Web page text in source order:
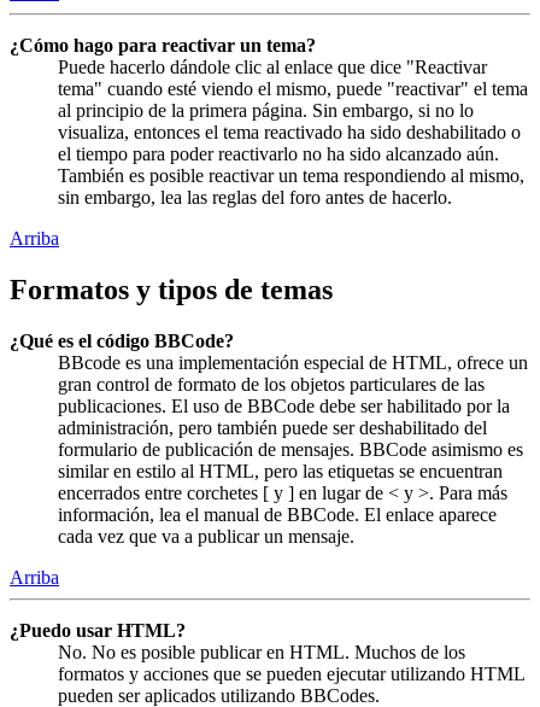
¿Cómo hago para reactivar un tema?
Puede hacerlo dándole clic al enlace que dice "Reactivar
tema" cuando esté viendo el mismo, puede "reactivar" el tema
al principio de la primera página. Sin embargo, si no lo
visualiza, entonces el tema reactivado ha sido deshabilitado o
el tiempo para poder reactivarlo no ha sido alcanzado aún.
También es posible reactivar un tema respondiendo al mismo,
sin embargo, lea las reglas del foro antes de hacerlo.
Arriba
Formatos y tipos de temas
¿Qué es el código BBCode?
BBcode es una implementación especial de HTML, ofrece un
gran control de formato de los objetos particulares de las
publicaciones. El uso de BBCode debe ser habilitado por la
administración, pero también puede ser deshabilitado del
formulario de publicación de mensajes. BBCode asimismo es
similar en estilo al HTML, pero las etiquetas se encuentran
encerrados entre corchetes [ y ] en lugar de < y >. Para más
información, lea el manual de BBCode. El enlace aparece
cada vez que va a publicar un mensaje.
Arriba
¿Puedo usar HTML?
No. No es posible publicar en HTML. Muchos de los
formatos y acciones que se pueden ejecutar utilizando HTML
pueden ser aplicados utilizando BBCodes.